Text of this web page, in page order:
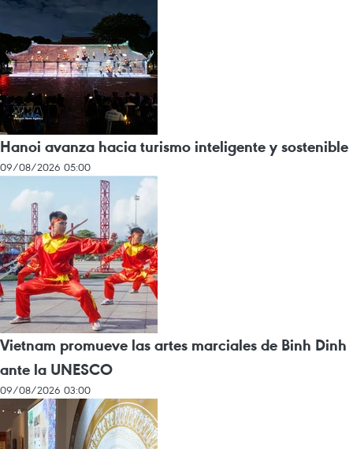
Hanoi avanza hacia turismo inteligente y sostenible
09/08/2026 05:00
Vietnam promueve las artes marciales de Binh Dinh
ante la UNESCO
09/08/2026 03:00